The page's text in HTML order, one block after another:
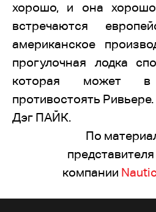
хорошо, и она хорошо
встречаются
американское
прогулочная лодка
которая может
противостоять Ривьере.
Дэг ПАЙК.
По
компании